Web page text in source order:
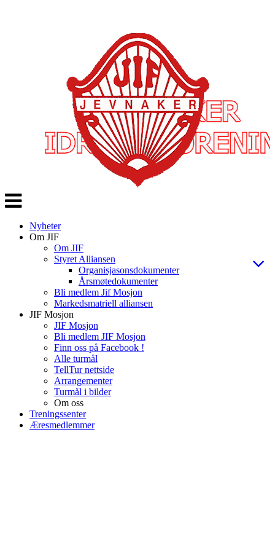
Veksle
navigasjon
Nyheter
Om JIF
Om JIF
Styret Alliansen
Organisjasonsdokumenter
Årsmøtedokumenter
Bli medlem Jif Mosjon
Markedsmatriell alliansen
JIF Mosjon
JIF Mosjon
Bli medlem JIF Mosjon
Finn oss på Facebook !
Alle turmål
TellTur nettside
Arrangementer
Turmål i bilder
Om oss
Treningssenter
Æresmedlemmer